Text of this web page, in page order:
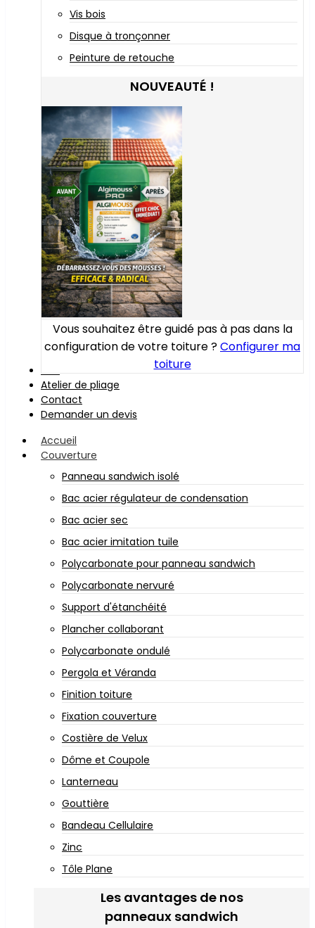
Vis bois
Disque à tronçonner
Peinture de retouche
NOUVEAUTÉ !
Vous souhaitez être guidé pas à pas dans la
configuration de votre toiture ?Configurer ma
toiture
Atelier de pliage
Contact
Demander un devis
Accueil
Couverture
Panneau sandwich isolé
Bac acier régulateur de condensation
Bac acier sec
Bac acier imitation tuile
Polycarbonate pour panneau sandwich
Polycarbonate nervuré
Support d'étanchéité
Plancher collaborant
Polycarbonate ondulé
Pergola et Véranda
Finition toiture
Fixation couverture
Costière de Velux
Dôme et Coupole
Lanterneau
Gouttière
Bandeau Cellulaire
Zinc
Tôle Plane
Les avantages de nos
panneaux sandwich